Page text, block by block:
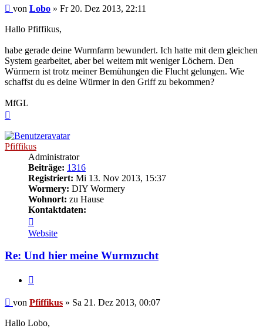
Beitrag
von Lobo » Fr 20. Dez 2013, 22:11
Hallo Pfiffikus,
habe gerade deine Wurmfarm bewundert. Ich hatte mit dem gleichen
System gearbeitet, aber bei weitem mit weniger Löchern. Den
Würmern ist trotz meiner Bemühungen die Flucht gelungen. Wie
schaffst du es deine Würmer in den Griff zu bekommen?
MfGL
Pfiffikus
Administrator
Beiträge: 1316
Registriert: Mi 13. Nov 2013, 15:37
Wormery: DIY Wormery
Wohnort: zu Hause
Kontaktdaten:
von
Pfiffikus
Website
Re: Und hier meine Wurmzucht
Beitrag
von Pfiffikus » Sa 21. Dez 2013, 00:07
Hallo Lobo,